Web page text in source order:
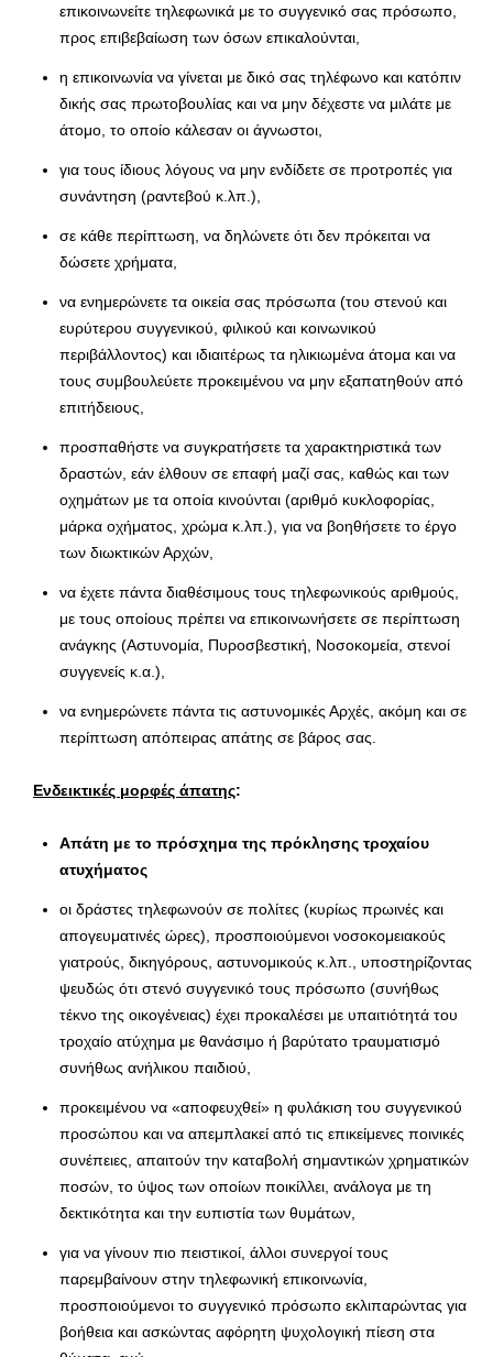
επικοινωνείτε τηλεφωνικά με το συγγενικό σας πρόσωπο,
προς επιβεβαίωση των όσων επικαλούνται,
η επικοινωνία να γίνεται με δικό σας τηλέφωνο και κατόπιν
δικής σας πρωτοβουλίας και να μην δέχεστε να μιλάτε με
άτομο, το οποίο κάλεσαν οι άγνωστοι,
για τους ίδιους λόγους να μην ενδίδετε σε προτροπές για
συνάντηση (ραντεβού κ.λπ.),
σε κάθε περίπτωση, να δηλώνετε ότι δεν πρόκειται να
δώσετε χρήματα,
να ενημερώνετε τα οικεία σας πρόσωπα (του στενού και
ευρύτερου συγγενικού, φιλικού και κοινωνικού
περιβάλλοντος) και ιδιαιτέρως τα ηλικιωμένα άτομα και να
τους συμβουλεύετε προκειμένου να μην εξαπατηθούν από
επιτήδειους,
προσπαθήστε να συγκρατήσετε τα χαρακτηριστικά των
δραστών, εάν έλθουν σε επαφή μαζί σας, καθώς και των
οχημάτων με τα οποία κινούνται (αριθμό κυκλοφορίας,
μάρκα οχήματος, χρώμα κ.λπ.), για να βοηθήσετε το έργο
των διωκτικών Αρχών,
να έχετε πάντα διαθέσιμους τους τηλεφωνικούς αριθμούς,
με τους οποίους πρέπει να επικοινωνήσετε σε περίπτωση
ανάγκης (Αστυνομία, Πυροσβεστική, Νοσοκομεία, στενοί
συγγενείς κ.α.),
να ενημερώνετε πάντα τις αστυνομικές Αρχές, ακόμη και σε
περίπτωση απόπειρας απάτης σε βάρος σας.
Ενδεικτικές μορφές άπατης:
Απάτη με το πρόσχημα της πρόκλησης τροχαίου
ατυχήματος
οι δράστες τηλεφωνούν σε πολίτες (κυρίως πρωινές και
απογευματινές ώρες), προσποιούμενοι νοσοκομειακούς
γιατρούς, δικηγόρους, αστυνομικούς κ.λπ., υποστηρίζοντας
ψευδώς ότι στενό συγγενικό τους πρόσωπο (συνήθως
τέκνο της οικογένειας) έχει προκαλέσει με υπαιτιότητά του
τροχαίο ατύχημα με θανάσιμο ή βαρύτατο τραυματισμό
συνήθως ανήλικου παιδιού,
προκειμένου να «αποφευχθεί» η φυλάκιση του συγγενικού
προσώπου και να απεμπλακεί από τις επικείμενες ποινικές
συνέπειες, απαιτούν την καταβολή σημαντικών χρηματικών
ποσών, το ύψος των οποίων ποικίλλει, ανάλογα με τη
δεκτικότητα και την ευπιστία των θυμάτων,
για να γίνουν πιο πειστικοί, άλλοι συνεργοί τους
παρεμβαίνουν στην τηλεφωνική επικοινωνία,
προσποιούμενοι το συγγενικό πρόσωπο εκλιπαρώντας για
βοήθεια και ασκώντας αφόρητη ψυχολογική πίεση στα